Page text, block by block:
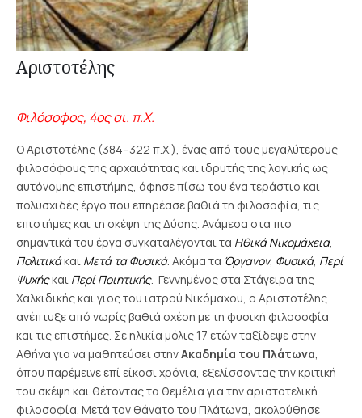
Αριστοτέλης
Φιλόσοφος, 4ος αι. π.Χ.
Ο Αριστοτέλης (384–322 π.Χ.), ένας από τους μεγαλύτερους
φιλοσόφους της αρχαιότητας και ιδρυτής της λογικής ως
αυτόνομης επιστήμης, άφησε πίσω του ένα τεράστιο και
πολυσχιδές έργο που επηρέασε βαθιά τη φιλοσοφία, τις
επιστήμες και τη σκέψη της Δύσης. Ανάμεσα στα πιο
σημαντικά του έργα συγκαταλέγονται τα Ηθικά Νικομάχεια,
Πολιτικάκαι Μετά τα Φυσικά. Ακόμα τα Όργανον, Φυσικά, Περί
Ψυχήςκαι Περί Ποιητικής. Γεννημένος στα Στάγειρα της
Χαλκιδικής και γιος του ιατρού Νικόμαχου, ο Αριστοτέλης
ανέπτυξε από νωρίς βαθιά σχέση με τη φυσική φιλοσοφία
και τις επιστήμες. Σε ηλικία μόλις 17 ετών ταξίδεψε στην
Αθήνα για να μαθητεύσει στηνΑκαδημία του Πλάτωνα,
όπου παρέμεινε επί είκοσι χρόνια, εξελίσσοντας την κριτική
του σκέψη και θέτοντας τα θεμέλια για την αριστοτελική
φιλοσοφία. Μετά τον θάνατο του Πλάτωνα, ακολούθησε